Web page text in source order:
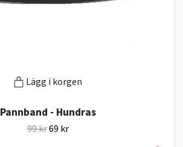
Lägg i korgen
Pannband - Hundras
99 kr69 kr